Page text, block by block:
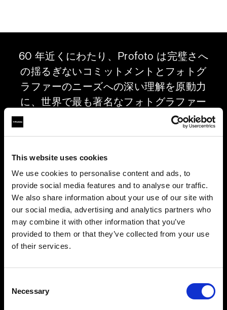
This website uses cookies
We use cookies to personalise content and ads, to
provide social media features and to analyse our traffic.
We also share information about your use of our site with
our social media, advertising and analytics partners who
may combine it with other information that you’ve
provided to them or that they’ve collected from your use
of their services.
Selection
Necessary
60 年近くにわたり、Profoto は完璧さへ
の揺るぎないコミットメントとフォトグ
ラファーのニーズへの深い理解を原動力
に、世界で最も著名なフォトグラファー
のために比類なき最高品質のライトシェ
ーピングソリューションを生み出してき
業界の第一線にいる照明技師や撮影監督
にもたらされています。新世代の LED
ライトと多彩なライトシェーピングツー
ルにより、私たちは創造性の可能性を再
定義し、Profoto が誇る比類なき信頼性
とクラフトマンシップを提供します。
アイコンたるフォトグラファーは品質に
妥協しません。それは私たちも同様で